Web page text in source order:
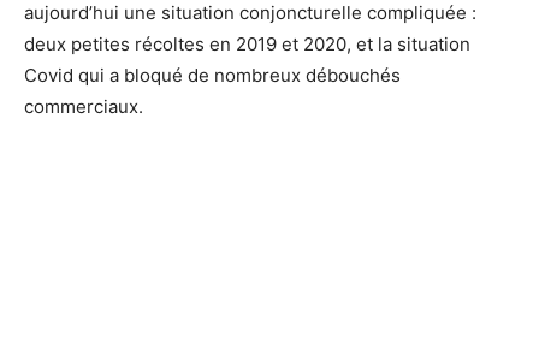
aujourd’hui une situation conjoncturelle compliquée :
deux petites récoltes en 2019 et 2020, et la situation
Covid qui a bloqué de nombreux débouchés
commerciaux.